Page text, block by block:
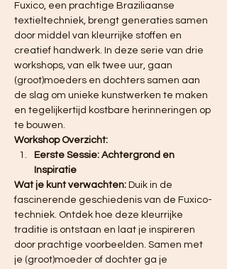
Fuxico, een prachtige Braziliaanse
textieltechniek, brengt generaties samen
door middel van kleurrijke stoffen en
creatief handwerk. In deze serie van drie
workshops, van elk twee uur, gaan
(groot)moeders en dochters samen aan
de slag om unieke kunstwerken te maken
en tegelijkertijd kostbare herinneringen op
te bouwen.
Workshop Overzicht:
Eerste Sessie: Achtergrond en
Inspiratie
Wat je kunt verwachten: Duik in de
fascinerende geschiedenis van de Fuxico-
techniek. Ontdek hoe deze kleurrijke
traditie is ontstaan en laat je inspireren
door prachtige voorbeelden. Samen met
je (groot)moeder of dochter ga je